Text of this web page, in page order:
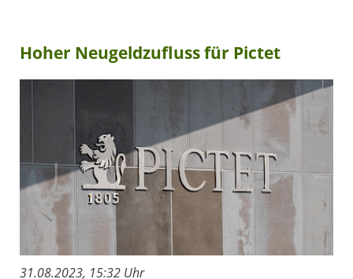
Hoher Neugeldzufluss für Pictet
31.08.2023, 15:32 Uhr